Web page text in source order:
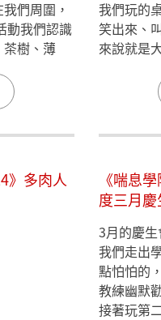
們周圍，
動我們認識
樹、薄
疼愛自己
憶，老家
我們玩的
笑出來、
來說就是
玩就上
莓！鈴鈴
》多肉人
《喘息
度三月
3月的慶生
我們走出
點怕怕的
教練幽默
接著玩第